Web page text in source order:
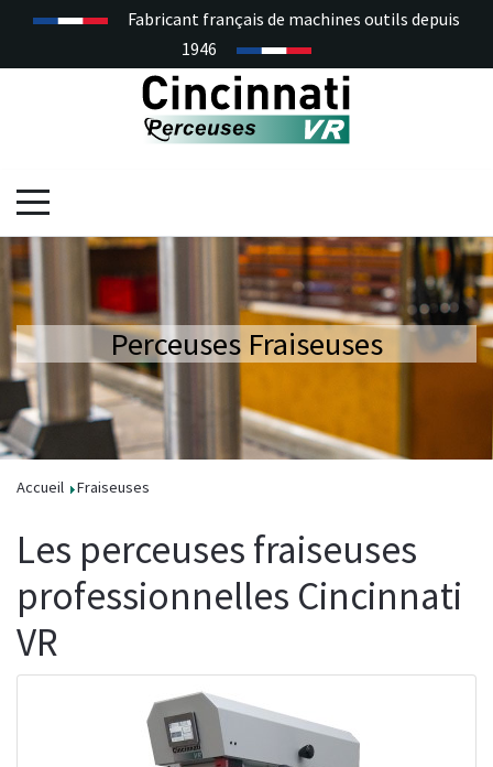
Fabricant français de machines outils depuis
1946
Perceuses Fraiseuses
Accueil Fraiseuses
Les perceuses fraiseuses
professionnelles Cincinnati
VR